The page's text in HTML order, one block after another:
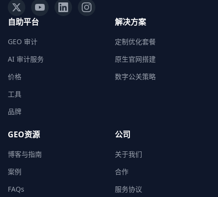
自助平台
GEO 审计
AI 审计服务
价格
工具
品牌
解决方案
定制优化套餐
原生官网搭建
数字公关策略
GEO资源
博客与指南
案例
FAQs
公司
关于我们
合作
服务协议